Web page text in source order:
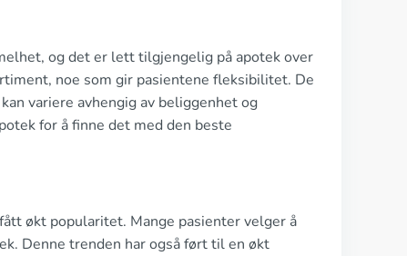
og det er lett tilgjengelig på apotek over
noe som gir pasientene fleksibilitet. De
variere avhengig av beliggenhet og
for å finne det med den beste
økt popularitet. Mange pasienter velger å
Denne trenden har også ført til en økt